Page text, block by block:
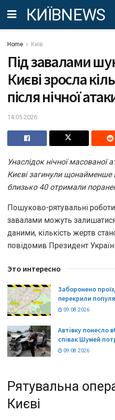
КИЇВNEWS
Home Київ
Під завалами
Києві зросла
після нічної
14.05.2026
Унаслідок нічної масованої
Києві загинули щонайменше
близько 40 отримали
Пошуково-рятувальні
завалами можуть
даними, кількість жертв
повідомив Президент
Это интересно
Заборонено
перекрили
09.08.2026
Автівку понесло
співак Шумей
09.08.2026
Рятувальна
Києві